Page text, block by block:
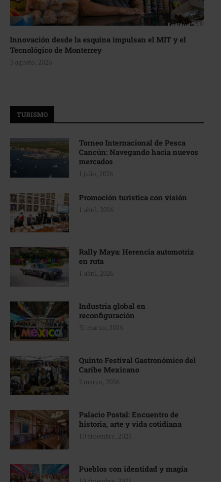
Innovación desde la esquina impulsan el MIT y el
Tecnológico de Monterrey
3 agosto, 2026
TURISMO
Torneo Internacional de Pesca
Cancún: Navegando hacia nuevos
mercados
1 julio, 2026
Promoción turística con visión
1 abril, 2026
Rally Maya: Herencia automotriz
en ruta
1 abril, 2026
Industria global en
reconfiguración
31 marzo, 2026
Quinto Festival Gastronómico del
Caribe Mexicano
2 marzo, 2026
Palacio Postal: Encuentro de
historia, arte y vida cotidiana
10 diciembre, 2025
Pueblos con identidad y magia